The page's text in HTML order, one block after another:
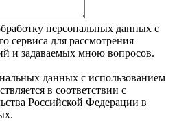
персональных данных с
сервиса для рассмотрения
и задаваемых мною вопросов.
данных с использованием
в соответствии с
Российской Федерации в